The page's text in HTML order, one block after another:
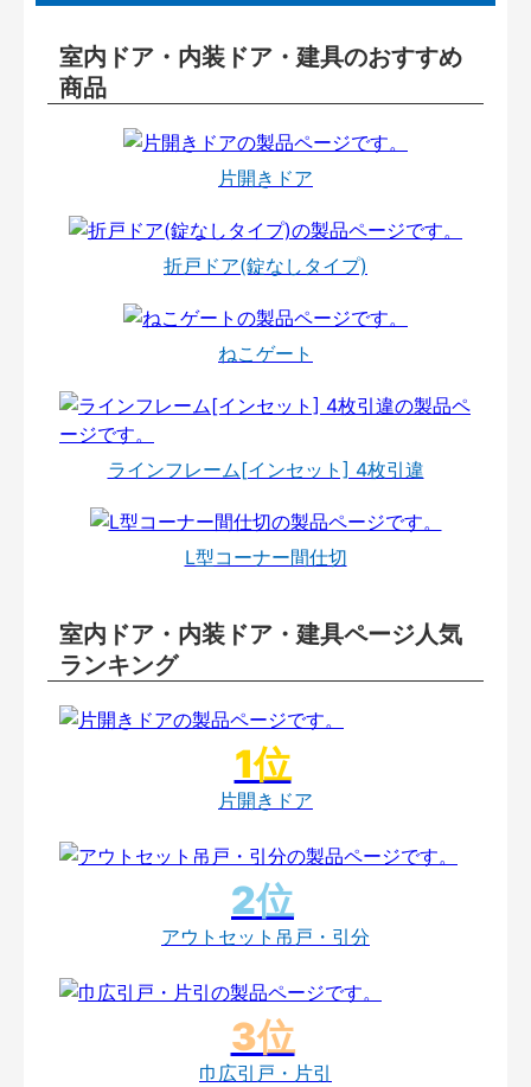
室内ドア・内装ドア・建具のおすすめ
商品
片開きドア
折戸ドア(錠なしタイプ)
ねこゲート
ラインフレーム[インセット] 4枚引違
L型コーナー間仕切
室内ドア・内装ドア・建具ページ人気
ランキング
片開きドア
アウトセット吊戸・引分
巾広引戸・片引